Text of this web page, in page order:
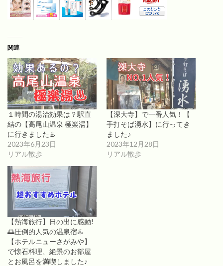
関連
１時間の湯治効果は？駅直
結の【高尾山温泉 極楽湯】
に行きました♨️
2023年6月23日
リアル散歩
【深大寺】で一番人気！【
手打そば湧水】に行ってき
ました♪
2023年12月28日
リアル散歩
【熱海旅行】日の出に感動!
🌅圧倒的人気の温泉宿♨️
【ホテルニューさがみや】
で懐石料理、絶景のお部屋
とお風呂を満喫しました♪